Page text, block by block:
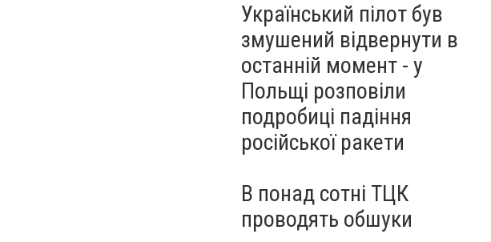
Український пілот був
змушений відвернути в
останній момент - у
Польщі розповіли
подробиці падіння
російської ракети
В понад сотні ТЦК
проводять обшуки